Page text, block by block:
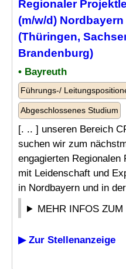
Regionaler
(m/w/d)
(Thüringen,
Brandenburg)
• Bayreuth
Führungs-/
Abgeschlossenes Studium
[. .. ] unseren Bereich
suchen wir zum
engagierten
mit Leidenschaft und
in Nordbayern und in
MEHR INFOS
▶ Zur Stellenanzeige